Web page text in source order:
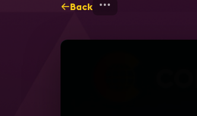
Back